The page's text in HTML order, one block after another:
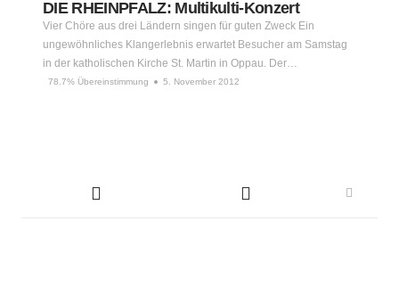
DIE RHEINPFALZ: Multikulti-Konzert
Vier Chöre aus drei Ländern singen für guten Zweck Ein
ungewöhnliches Klangerlebnis erwartet Besucher am Samstag
in der katholischen Kirche St. Martin in Oppau. Der…
78.7% Übereinstimmung 5. November 2012